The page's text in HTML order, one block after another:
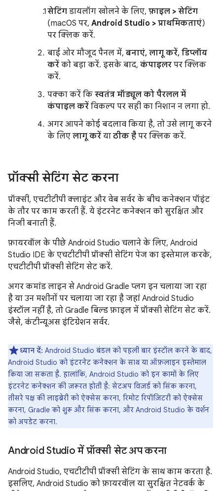
सेटिंग डायलॉग खोलने के लिए, फ़ाइल > सेटिंग
(macOS पर, Android Studio > प्राथमिकताएं)
पर क्लिक करें.
बाईं ओर मौजूद पैनल में, बनाएं, लागू करें, डिप्लॉय
करें को बड़ा करें. इसके बाद, कंपाइलर पर क्लिक
करें.
पक्का करें कि स्वतंत्र मॉड्यूल को पैरलल में
कंपाइल करें विकल्प पर सही का निशान न लगा हो.
अगर आपने कोई बदलाव किया है, तो उसे लागू करने
के लिए लागू करें या ठीक है पर क्लिक करें.
प्रॉक्सी सेटिंग सेट करना
प्रॉक्सी, एचटीटीपी क्लाइंट और वेब सर्वर के बीच कनेक्शन पॉइंट
के तौर पर काम करती हैं. ये इंटरनेट कनेक्शन को सुरक्षित और
निजी बनाती हैं.
फ़ायरवॉल के पीछे Android Studio चलाने के लिए, Android
Studio IDE के एचटीटीपी प्रॉक्सी सेटिंग पेज का इस्तेमाल करके,
एचटीटीपी प्रॉक्सी सेटिंग सेट करें.
अगर कमांड लाइन से Android Gradle प्लग इन चलाया जा रहा
है या उन मशीनों पर चलाया जा रहा है जहां Android Studio
इंस्टॉल नहीं है, तो Gradle बिल्ड फ़ाइल में प्रॉक्सी सेटिंग सेट करें.
जैसे, कंटीन्यूअस इंटिग्रेशन सर्वर.
ध्यान दें: Android Studio बंडल को पहली बार इंस्टॉल करने के बाद,
Android Studio को इंटरनेट कनेक्शन के साथ या ऑफ़लाइन इस्तेमाल
किया जा सकता है. हालांकि, Android Studio को इन कामों के लिए
इंटरनेट कनेक्शन की ज़रूरत होती है: सेटअप विज़र्ड को सिंक करना,
तीसरे पक्ष की लाइब्रेरी को ऐक्सेस करना, रिमोट रिपॉज़िटरी को ऐक्सेस
करना, Gradle को शुरू और सिंक करना, और Android Studio के वर्शन
को अपडेट करना.
Android Studio में प्रॉक्सी सेट अप करना
Android Studio, एचटीटीपी प्रॉक्सी सेटिंग के साथ काम करता है.
इसलिए, Android Studio को फ़ायरवॉल या सुरक्षित नेटवर्क के